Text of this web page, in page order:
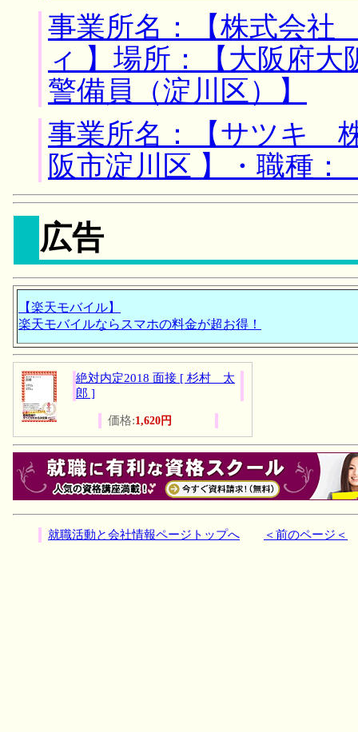
事業所名：【株式会
ィ 】場所：【大阪府
警備員（淀川区）】
事業所名：【サツキ
阪市淀川区 】・職種：
広告
【楽天モバイル】
楽天モバイルならスマホの料金が超お得！
絶対内定2018 面接 [ 杉村 太
郎 ]
価格:1,620円
就職活動と会社情報ページトップへ ＜前のページ＜